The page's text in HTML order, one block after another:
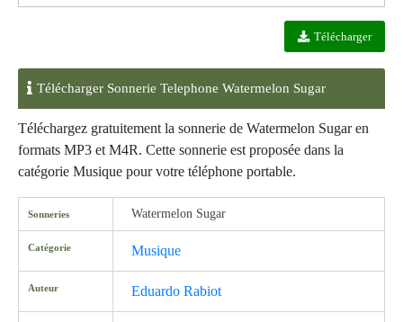
Télécharger
Télécharger Sonnerie Telephone Watermelon Sugar
Téléchargez gratuitement la sonnerie de Watermelon Sugar en
formats MP3 et M4R. Cette sonnerie est proposée dans la
catégorie Musique pour votre téléphone portable.
Sonneries Watermelon Sugar
Catégorie Musique
Auteur Eduardo Rabiot